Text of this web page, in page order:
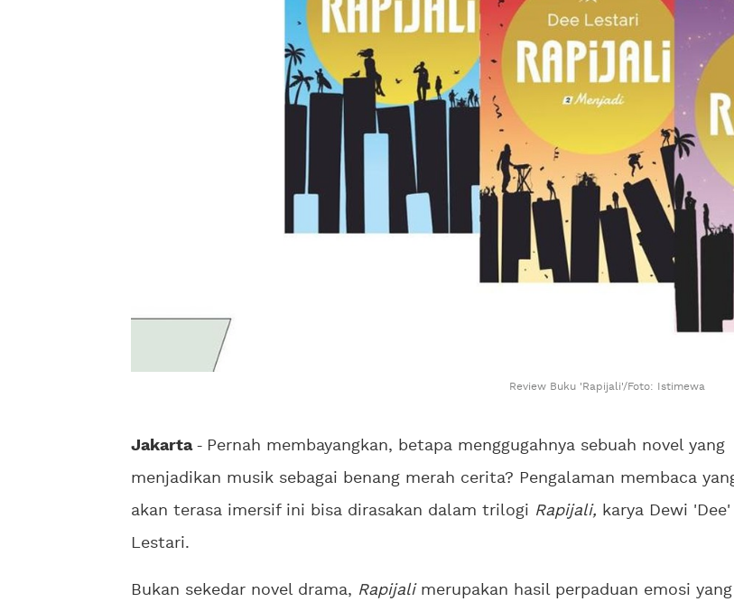
Review Buku 'Rapijali'/Foto: Istimewa
Jakarta- Pernah membayangkan, betapa menggugahnya sebuah novel yang
menjadikan musik sebagai benang merah cerita? Pengalaman membaca
akan terasa imersif ini bisa dirasakan dalam trilogi Rapijali, karya Dewi 'Dee'
Lestari.
Bukan sekedar novel drama, Rapijalimerupakan hasil perpaduan emosi yang